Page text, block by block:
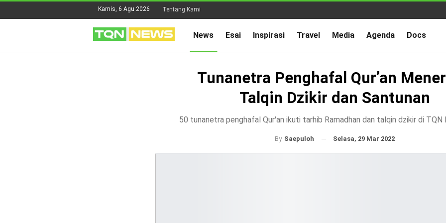
Kamis, 6 Agu 2026 Tentang Kami
News Esai Inspirasi Travel Media Agenda Docs
Tunanetra Penghafal Qur’an
Talqin Dzikir dan Santunan
50 tunanetra penghafal Qur'an ikuti tarhib Ramadhan dan talqin dzikir di TQN
By Saepuloh Selasa, 29 Mar 2022